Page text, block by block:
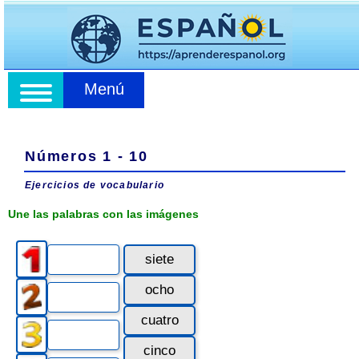
Menú
Números 1 - 10
Ejercicios de vocabulario
Une las palabras con las imágenes
siete
ocho
cuatro
cinco